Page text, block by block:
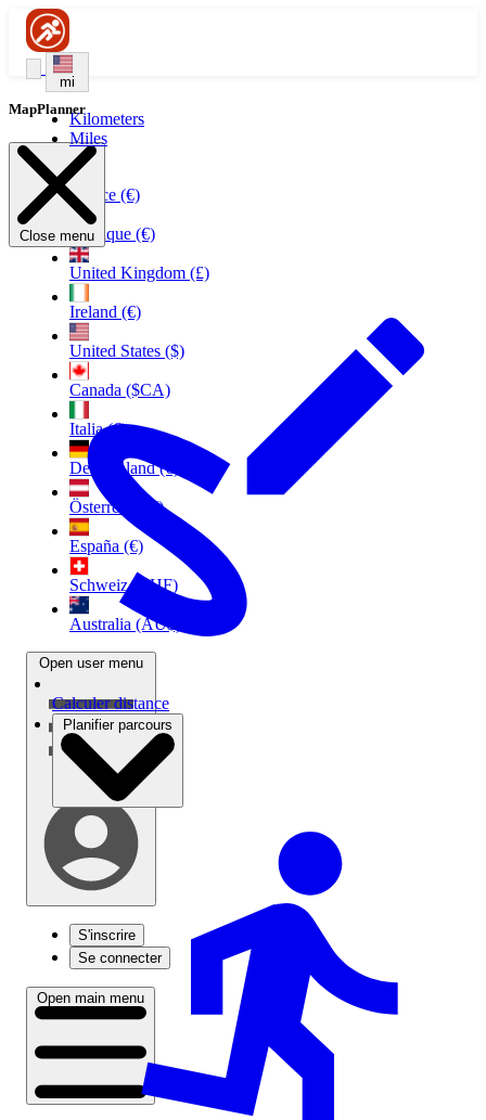
mi
Kilometers
Miles
France (€)
Belgique (€)
United Kingdom (£)
Ireland (€)
United States ($)
Canada ($CA)
Italia (€)
Deutschland (€)
Österreich (€)
España (€)
Schweiz (CHF)
Australia (AU$)
Open user menu
S'inscrire
Se connecter
Open main menu
MapPlanner
Close menu
Calculer distance
Planifier parcours